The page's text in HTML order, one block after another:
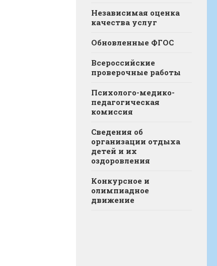
Независимая оценка
качества услуг
Обновленные ФГОС
Всероссийские
проверочные работы
Психолого-медико-
педагогическая
комиссия
Сведения об
организации отдыха
детей и их
оздоровления
Конкурсное и
олимпиадное
движение